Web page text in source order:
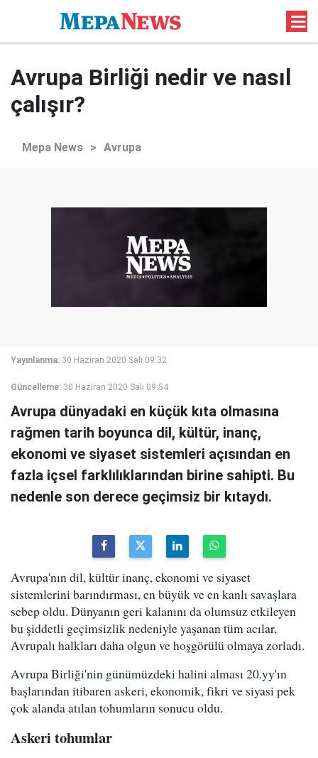
Avrupa Birliği nedir ve nasıl
çalışır?
Mepa News > Avrupa
Yayınlanma: 30 Haziran 2020 Salı 09:32
Güncelleme: 30 Haziran 2020 Salı 09:54
Avrupa dünyadaki en küçük kıta olmasına
rağmen tarih boyunca dil, kültür, inanç,
ekonomi ve siyaset sistemleri açısından en
fazla içsel farklılıklarından birine sahipti. Bu
nedenle son derece geçimsiz bir kıtaydı.
Avrupa'nın dil, kültür inanç, ekonomi ve siyaset
sistemlerini barındırması, en büyük ve en kanlı savaşlara
sebep oldu. Dünyanın geri kalanını da olumsuz etkileyen
bu şiddetli geçimsizlik nedeniyle yaşanan tüm acılar,
Avrupalı halkları daha olgun ve hoşgörülü olmaya zorladı.
Avrupa Birliği'nin günümüzdeki halini alması 20.yy'ın
başlarından itibaren askeri, ekonomik, fikri ve siyasi pek
çok alanda atılan tohumların sonucu oldu.
Askeri tohumlar